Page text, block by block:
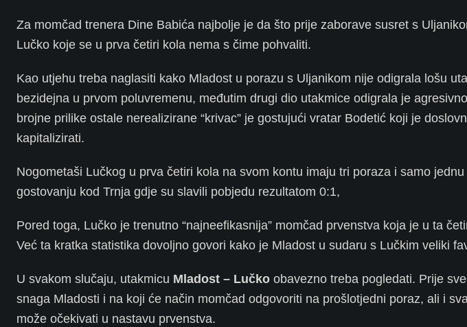
Za momčad trenera Dine Babića najbolje je da što prije zaborave susret s
Lučko koje se u prva četiri kola nema s čime pohvaliti.
Kao utjehu treba naglasiti kako Mladost u porazu s Uljanikom nije odigrala lošu
bezidejna u prvom poluvremenu, međutim drugi dio utakmice odigrala je
brojne prilike ostale nerealizirane “krivac” je gostujući vratar Bodetić koji je
kapitalizirati.
Nogometaši Lučkog u prva četiri kola na svom kontu imaju tri poraza i samo
gostovanju kod Trnja gdje su slavili pobjedu rezultatom 0:1,
Pored toga, Lučko je trenutno “najneefikasnija” momčad prvenstva koja je u ta
Već ta kratka statistika dovoljno govori kako je Mladost u sudaru s Lučkim veliki
U svakom slučaju, utakmicu Mladost – Lučko obavezno treba pogledati. Prije
snaga Mladosti i na koji će način momčad odgovoriti na prošlotjedni poraz, ali i
može očekivati u nastavu prvenstva.